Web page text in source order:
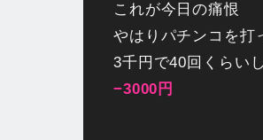
これが今日の痛恨
やはりパチンコを打
3千円で40回くらい
−3000円